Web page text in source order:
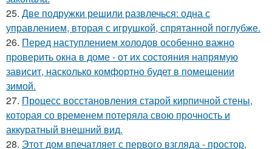
25. Две подружки решили развлечься: одна с
управлением, вторая с игрушкой, спрятанной поглубже.
26. Перед наступлением холодов особенно важно
проверить окна в доме - от их состояния напрямую
зависит, насколько комфортно будет в помещении
зимой.
27. Процесс восстановления старой кирпичной стены,
которая со временем потеряла свою прочность и
аккуратный внешний вид.
28. Этот дом впечатляет с первого взгляда - простор,